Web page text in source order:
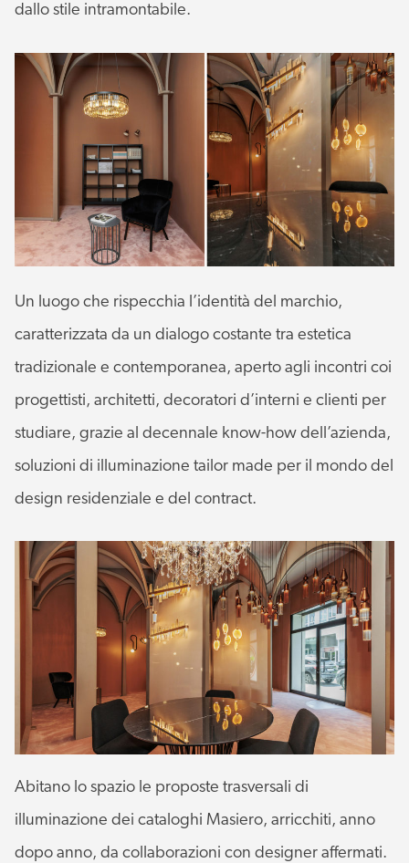
dallo stile intramontabile.
Un luogo che rispecchia l’identità del marchio,
caratterizzata da un dialogo costante tra estetica
tradizionale e contemporanea, aperto agli incontri coi
progettisti, architetti, decoratori d’interni e clienti per
studiare, grazie al decennale know-how dell’azienda,
soluzioni di illuminazione tailor made per il mondo del
design residenziale e del contract.
Abitano lo spazio le proposte trasversali di
illuminazione dei cataloghi Masiero, arricchiti, anno
dopo anno, da collaborazioni con designer affermati.